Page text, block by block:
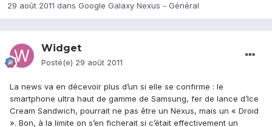
29 août 2011 dans Google Galaxy Nexus - Général
Widget
Posté(e) 29 août 2011
La news va en décevoir plus d’un si elle se confirme : le
smartphone ultra haut de gamme de Samsung, fer de lance d’Ice
Cream Sandwich, pourrait ne pas être un Nexus, mais un « Droid
». Bon, à la limite on s’en ficherait si c’était effectivement un